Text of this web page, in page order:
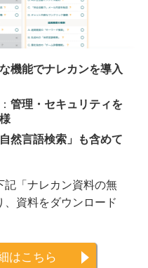
機能でナレカンを導入
管理・セキュリティを
自然言語検索」も含めて
記「ナレカン資料の無
資料をダウンロード
はこちら